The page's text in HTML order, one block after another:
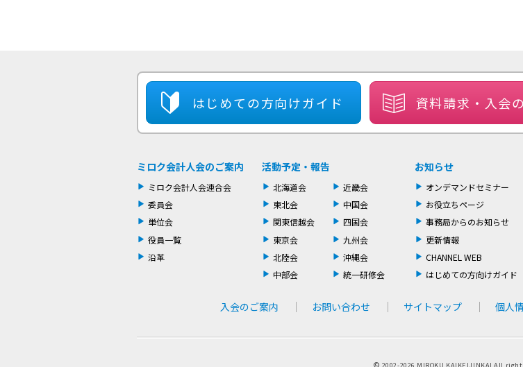
はじめての方向けガイド 資料請求・ 入会
ミロク会計人会のご案内
ミロク会計人会連合会
委員会
単位会
役員一覧
沿革
活動予定・報告
北海道会
東北会
関東信越会
東京会
北陸会
中部会
近畿会
中国会
四国会
九州会
沖縄会
統一研修会
お知らせ
オンデマンドセミナー
お役立ちページ
事務局からのお知らせ
更新情報
CHANNEL WEB
はじめての方向けガイド
入会のご案内 お問い合わせ サイトマップ 個人
© 2002-2026 MIROKU KAIKEIJINKAI All